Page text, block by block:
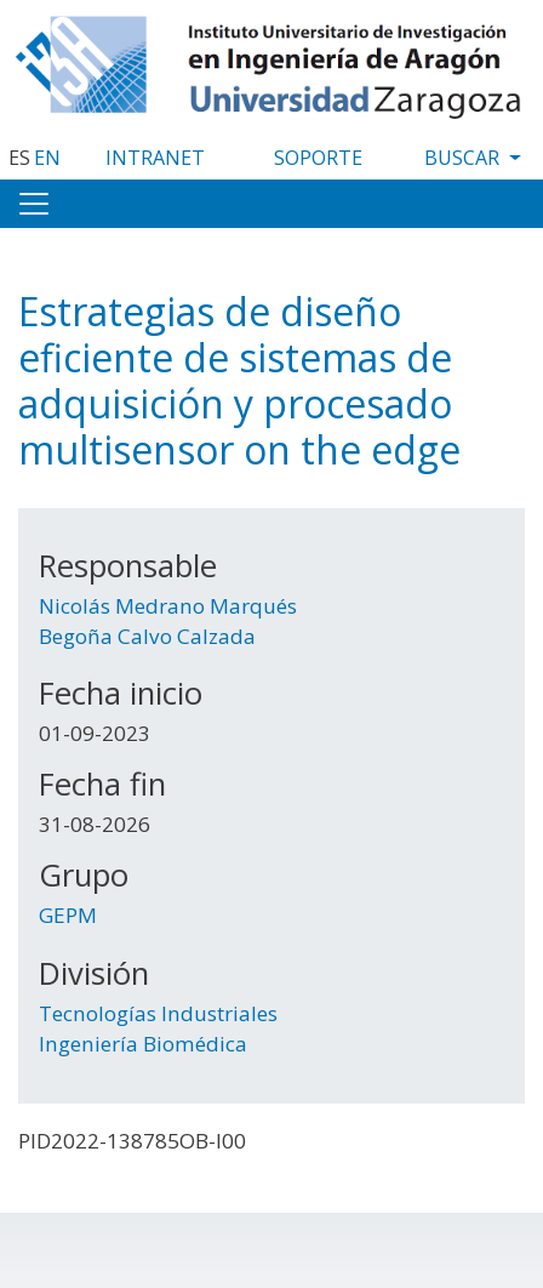
al
contenido
principal
ES EN INTRANET SOPORTE
Estrategias de diseño
eficiente de sistemas de
adquisición y procesado
multisensor on the edge
Responsable
Nicolás Medrano Marqués
Begoña Calvo Calzada
Fecha inicio
01-09-2023
Fecha fin
31-08-2026
Grupo
GEPM
División
Tecnologías Industriales
Ingeniería Biomédica
PID2022-138785OB-I00